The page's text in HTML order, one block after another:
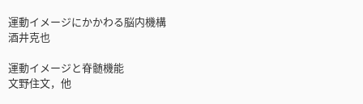
運動イメージにかかわる脳内機構
酒井克也
運動イメージと脊髄機能
文野住文，他